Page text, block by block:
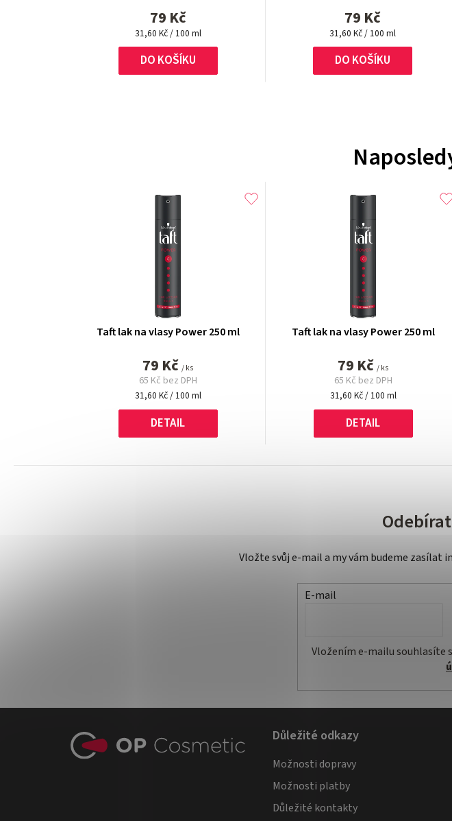
79 Kč
Měrná
cena:
31,60 Kč / 100 ml
DO KOŠÍKU
z
5
hvězdiček.
79 Kč
Měrná
cena:
31,60 Kč / 100 ml
DO KOŠÍKU
Taft lak na vlasy Power 250 ml
79 Kč / ks
65 Kč bez DPH
Měrná
31,60 Kč / 100 ml
DETAIL
Taft lak na vlasy Power 250 ml
79 Kč / ks
65 Kč bez DPH
Měrná
31,60 Kč / 100 ml
DETAIL
Vložte svůj e-mail a my vám budeme zasílat
E-mail
Vložením e-mailu souhlasíte s
Důležité odkazy
Možnosti dopravy
Možnosti platby
Důležité kontakty